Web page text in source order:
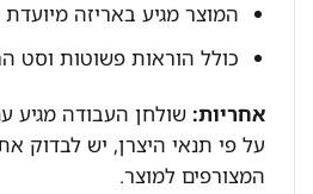
המוצר מגיע באריזה
כולל הוראות פשוטות וסט
אחריות:שולחן העבודה מגיע
על פי תנאי היצרן, יש לבדוק
המצורפים למוצר.